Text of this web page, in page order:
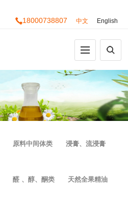
18000738807 中文 English
原料中间体类 浸膏、流浸膏
醛 、醇、酮类 天然全果精油